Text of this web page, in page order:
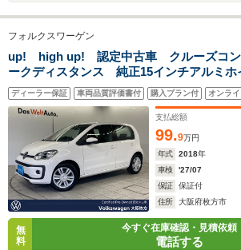
フォルクスワーゲン
up! high up! 認定中古車 クルーズコ
ークディスタンス 純正15インチアルミ
テリアアンビエントライト マルチファン
ートヒーター マニュアルエアコン 革巻
バー 禁煙車
ディーラー保証 車両品質評価書付 購入プラン付 オンラ
支払総額
99.9万円
年式
2018年
車検
'27/07
保証
保証付
住所
大阪府枚方市
無
料
今すぐ在庫確認・見積依頼
電話する